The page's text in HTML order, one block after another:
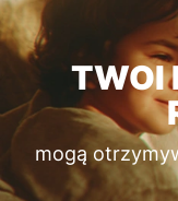
TWOI
mogą